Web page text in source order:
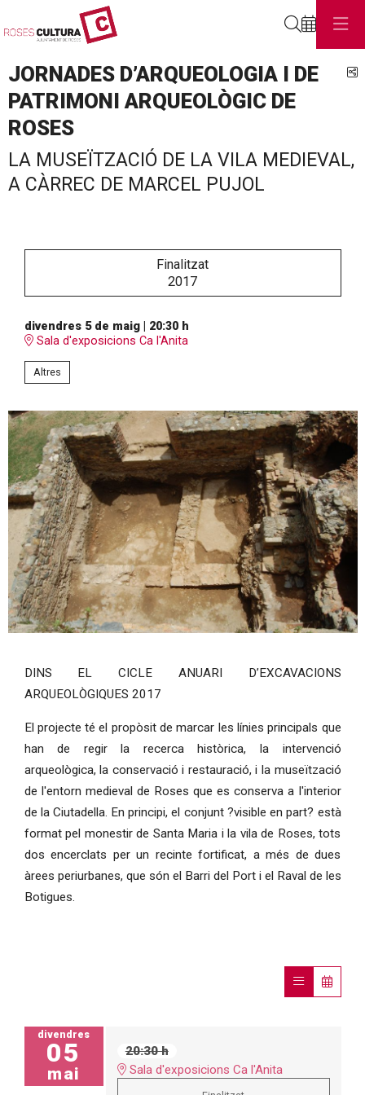
JORNADES D’ARQUEOLOGIA I DE
PATRIMONI ARQUEOLÒGIC DE
ROSES
LA MUSEÏTZACIÓ DE LA VILA MEDIEVAL,
A CÀRREC DE MARCEL PUJOL
Finalitzat
2017
divendres 5 de maig| 20:30 h
Sala d'exposicions Ca l'Anita
Altres
DINS EL CICLE ANUARI D’EXCAVACIONS
ARQUEOLÒGIQUES 2017
El projecte té el propòsit de marcar les línies principals que
han de regir la recerca històrica, la intervenció
arqueològica, la conservació i restauració, i la museïtzació
de l'entorn medieval de Roses que es conserva a l'interior
de la Ciutadella. En principi, el conjunt ?visible en part? està
format pel monestir de Santa Maria i la vila de Roses, tots
dos encerclats per un recinte fortificat, a més de dues
àrees periurbanes, que són el Barri del Port i el Raval de les
Botigues.
divendres
05
mai
20:30 h
Sala d'exposicions Ca l'Anita